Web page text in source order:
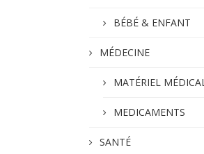
BÉBÉ & ENFANT
MÉDECINE
MATÉRIEL MÉDICAL
MEDICAMENTS
SANTÉ